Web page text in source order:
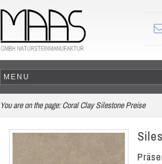
You are on the page: Coral Clay Silestone Preise